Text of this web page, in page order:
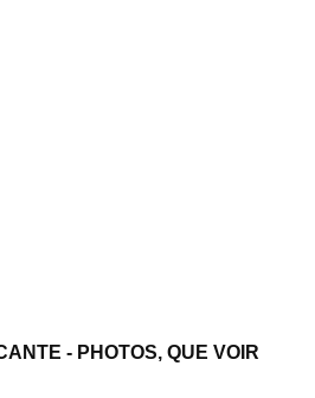
- PHOTOS, QUE VOIR